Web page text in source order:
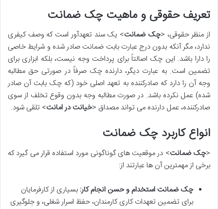
تعریف حقوقی و ماهیت چک ضمانت
از منظر حقوقی، <چک ضمانت> یک سند تعهدآور است که وصف کیفری
ندارد، مگر آنکه بدون درج عبارت بابت ضمانت صادر شده و شرایط خاصی
را دارا باشد. این چک اصالتاً برای پرداخت وجه نیست، بلکه ابزاری برای
تضمین است. به عبارت دیگر، دارنده چک صرفاً در صورتی حق مطالبه
وجه آن را دارد که صادرکننده به تعهد اصلی خود (که چک بابت آن صادر
شده) عمل نکرده باشد. در صورت مطالبه وجه بدون وقوع تخلف از سوی
صادرکننده، عمل دارنده می تواند مصداق <خیانت در امانت> تلقی شود.
انواع کاربرد چک ضمانت
<چک ضمانت> در موقعیت های گوناگونی مورد استفاده قرار می گیرد که
برخی از مهمترین آن ها عبارتند از:
چک ضمانت استخدام و حسن انجام کار: بسیاری از کارفرمایان
برای تضمین تعهدات کاری کارمندان، حفظ اسرار شغلی، و جلوگیری